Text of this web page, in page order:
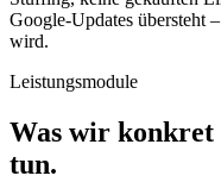
Google-Updates übersteht
wird.
Leistungsmodule
Was wir
tun.